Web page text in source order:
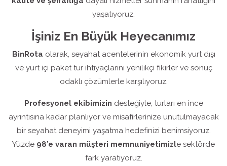
yaşatıyoruz.
İşiniz En Büyük Heyecanımız
BinRota olarak, seyahat acentelerinin ekonomik yurt dışı
ve yurt içi paket tur ihtiyaçlarını yenilikçi fikirler ve sonuç
odaklı çözümlerle karşılıyoruz.
Profesyonel ekibimizin desteğiyle, turları en ince
ayrıntısına kadar planlıyor ve misafirlerinize unutulmayacak
bir seyahat deneyimi yaşatma hedefinizi benimsiyoruz.
Yüzde 98’e varan müşteri memnuniyetimizle sektörde
fark yaratıyoruz.